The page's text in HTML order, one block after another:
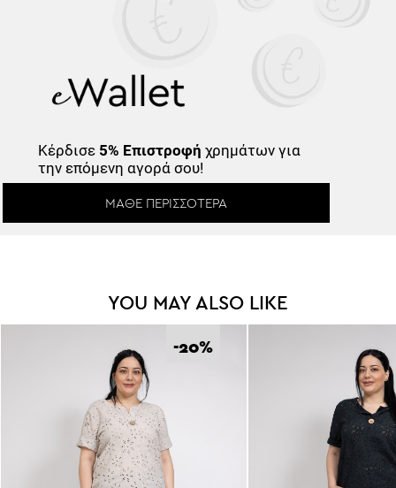
Κέρδισε 5% Επιστροφή χρημάτων για
την επόμενη αγορά σου!
ΜΆΘΕ ΠΕΡΙΣΣΌΤΕΡΑ
YOU MAY ALSO LIKE
-20%